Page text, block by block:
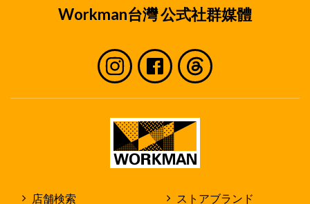
Workman台灣 公式社群媒體
店舗検索 ストアブランド